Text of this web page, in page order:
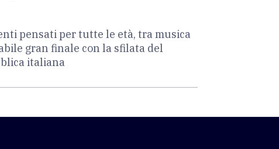
pensati per tutte le età, tra musica
gran finale con la sfilata del
italiana